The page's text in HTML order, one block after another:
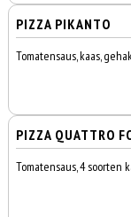
PIZZA PIKANTO
Tomatensaus, kaas,
PIZZA QUATTRO
Tomatensaus, 4 soorten